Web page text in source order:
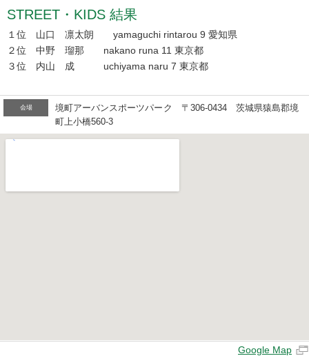
STREET・KIDS 結果
１位 山口 凛太朗 yamaguchi rintarou 9 愛知県
２位 中野 瑠那 nakano runa 11 東京都
３位 内山 成 uchiyama naru 7 東京都
会場
境町アーバンスポーツパーク 〒306-0434 茨城県猿島郡境
町上小橋560-3
Google Map